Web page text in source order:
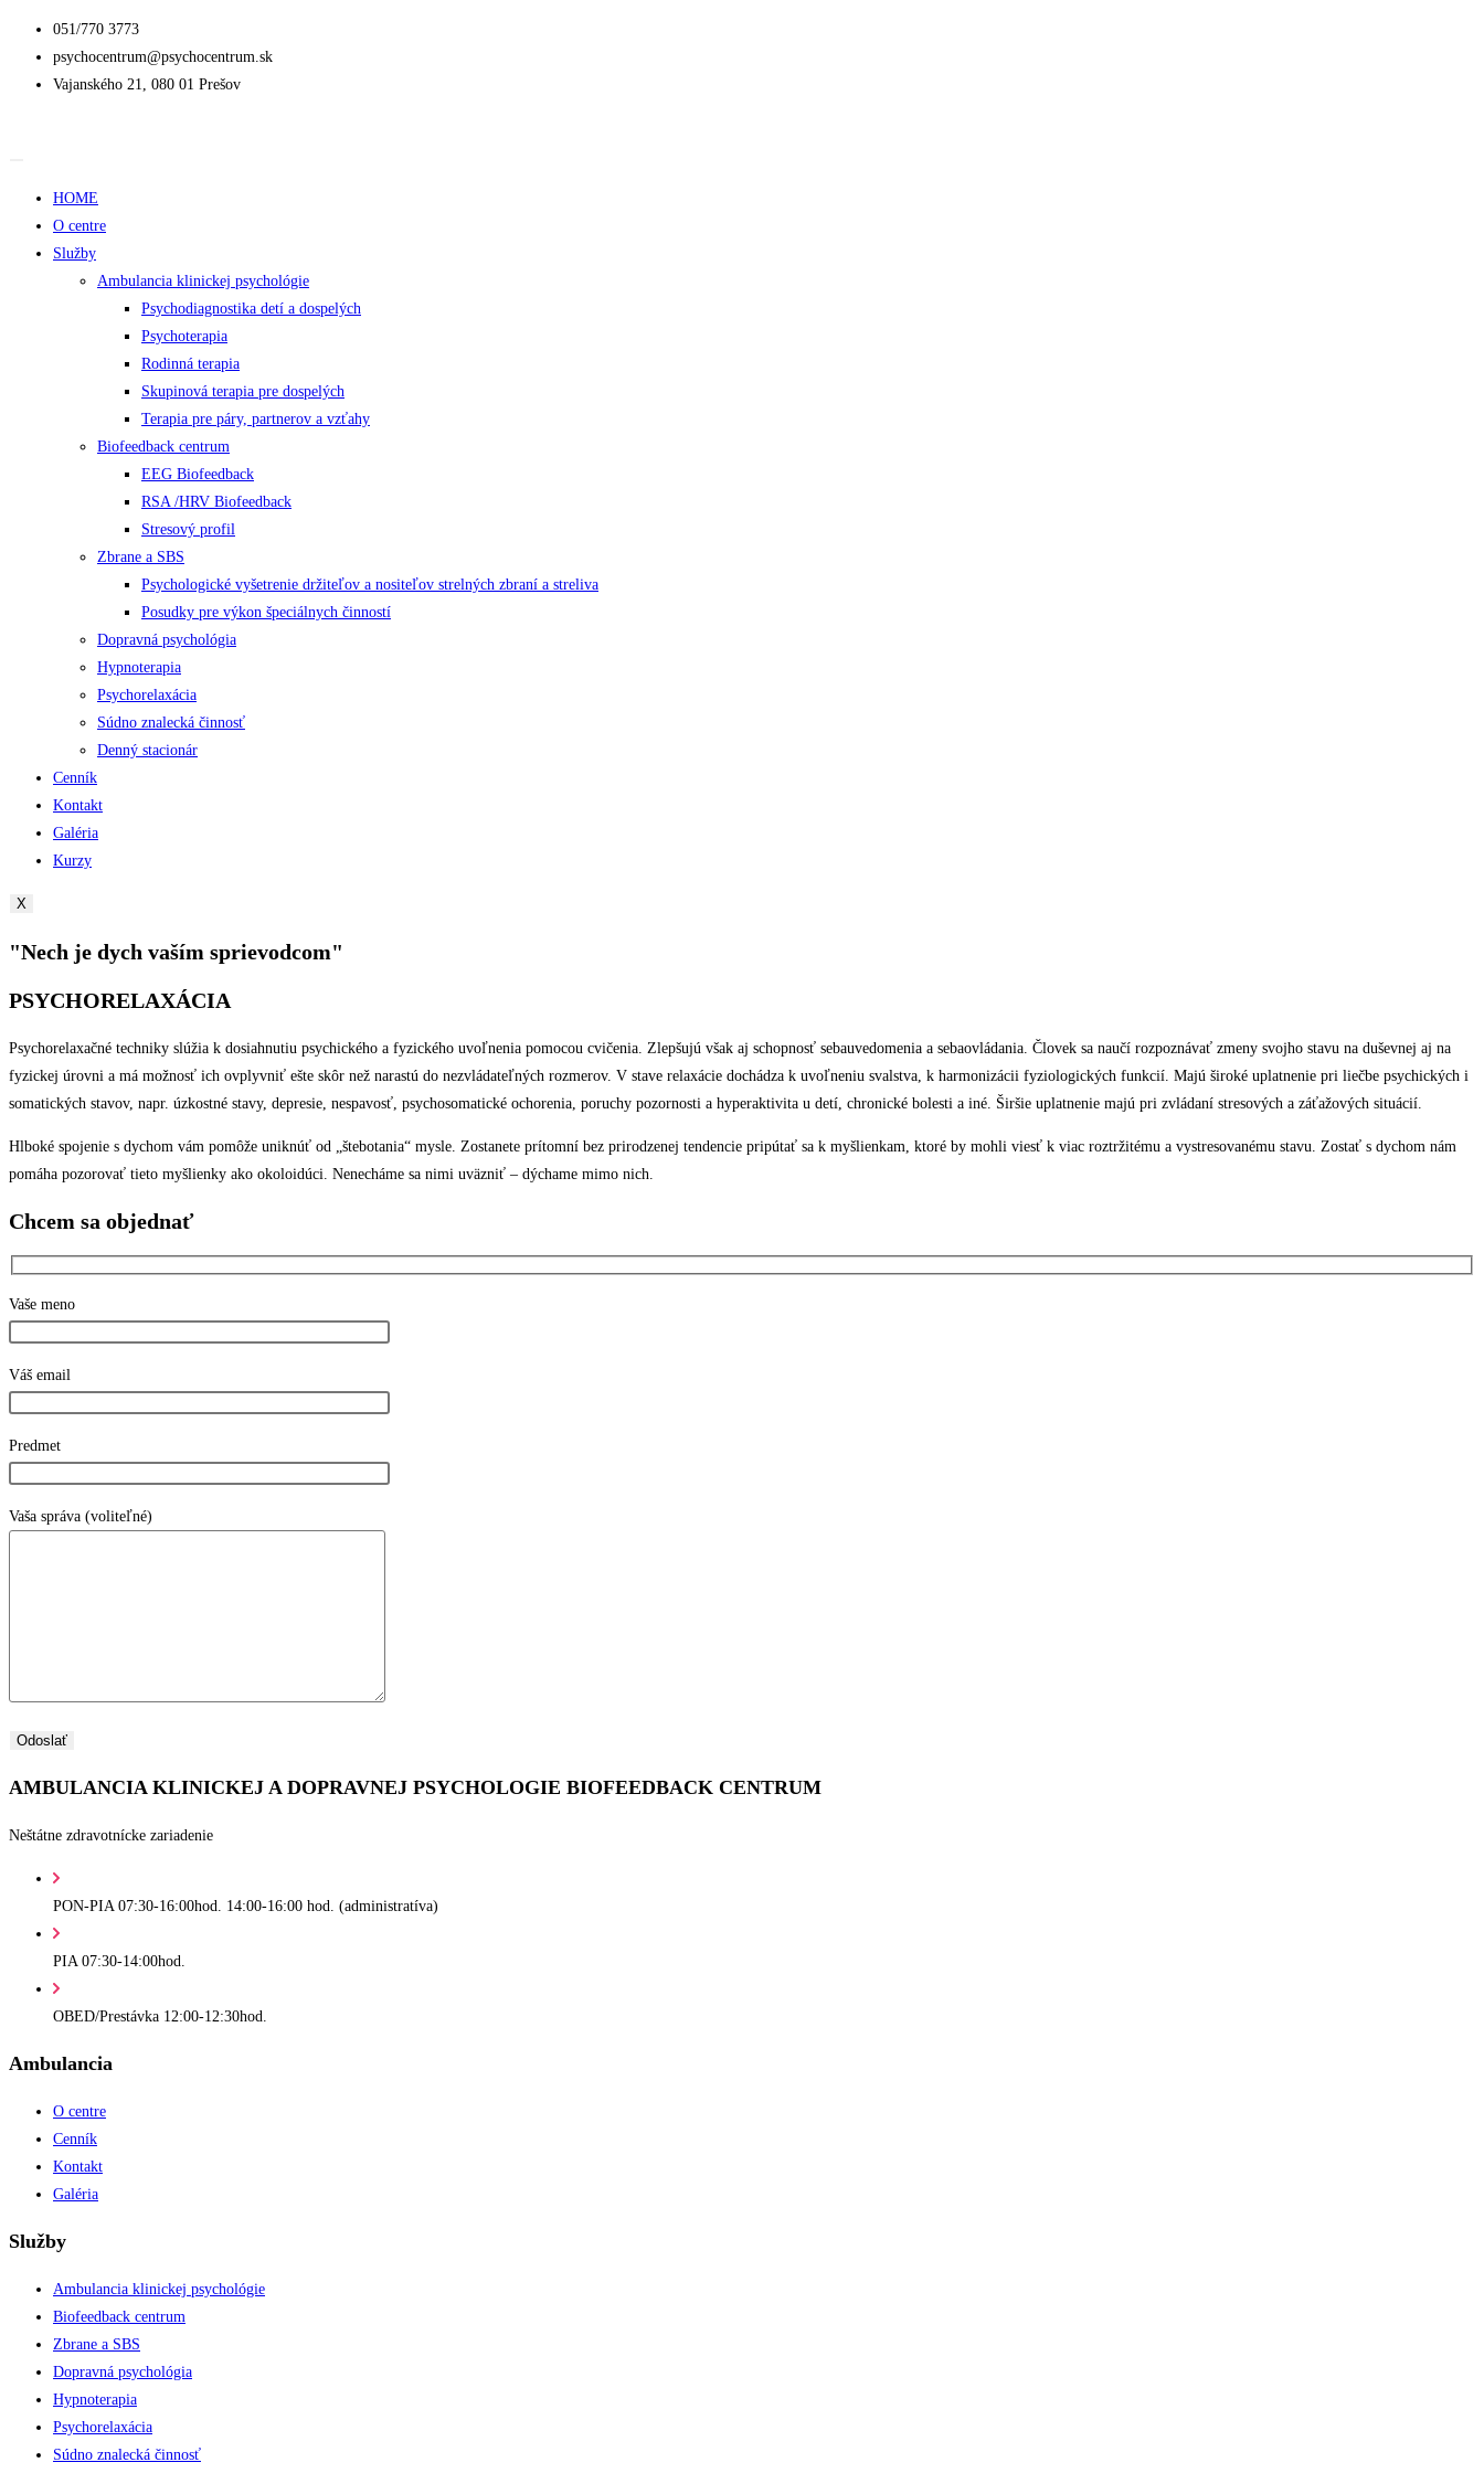
051/770 3773
psychocentrum@psychocentrum.sk
Vajanského 21, 080 01 Prešov
HOME
O centre
Služby
Ambulancia klinickej psychológie
Psychodiagnostika detí a dospelých
Psychoterapia
Rodinná terapia
Skupinová terapia pre dospelých
Terapia pre páry, partnerov a vzťahy
Biofeedback centrum
EEG Biofeedback
RSA /HRV Biofeedback
Stresový profil
Zbrane a SBS
Psychologické vyšetrenie držiteľov a nositeľov strelných zbraní a streliva
Posudky pre výkon špeciálnych činností
Dopravná psychológia
Hypnoterapia
Psychorelaxácia
Súdno znalecká činnosť
Denný stacionár
Cenník
Kontakt
Galéria
Kurzy
X
"Nech je dych vaším sprievodcom"
PSYCHORELAXÁCIA
Psychorelaxačné techniky slúžia k dosiahnutiu psychického a fyzického uvoľnenia pomocou cvičenia. Zlepšujú však aj schopnosť sebauvedomenia a sebaovládania. Človek sa naučí rozpoznávať zmeny svojho stavu na duševnej aj na
fyzickej úrovni a má možnosť ich ovplyvniť ešte skôr než narastú do nezvládateľných rozmerov. V stave relaxácie dochádza k uvoľneniu svalstva, k harmonizácii fyziologických funkcií. Majú široké uplatnenie pri liečbe psychických i
somatických stavov, napr. úzkostné stavy, depresie, nespavosť, psychosomatické ochorenia, poruchy pozornosti a hyperaktivita u detí, chronické bolesti a iné. Širšie uplatnenie majú pri zvládaní stresových a záťažových situácií.
Hlboké spojenie s dychom vám pomôže uniknúť od „štebotania“ mysle. Zostanete prítomní bez prirodzenej tendencie pripútať sa k myšlienkam, ktoré by mohli viesť k viac roztržitému a vystresovanému stavu. Zostať s dychom nám
pomáha pozorovať tieto myšlienky ako okoloidúci. Nenecháme sa nimi uväzniť – dýchame mimo nich.
Chcem sa objednať
Vaše meno
Váš email
Predmet
Vaša správa (voliteľné)
AMBULANCIA KLINICKEJ A DOPRAVNEJ PSYCHOLOGIE BIOFEEDBACK CENTRUM
Neštátne zdravotnícke zariadenie
PON-PIA 07:30-16:00hod. 14:00-16:00 hod. (administratíva)
PIA 07:30-14:00hod.
OBED/Prestávka 12:00-12:30hod.
Ambulancia
O centre
Cenník
Kontakt
Galéria
Služby
Ambulancia klinickej psychológie
Biofeedback centrum
Zbrane a SBS
Dopravná psychológia
Hypnoterapia
Psychorelaxácia
Súdno znalecká činnosť